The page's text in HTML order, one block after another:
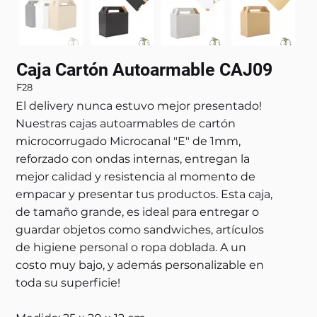
Caja Cartón Autoarmable CAJ09
F28
El delivery nunca estuvo mejor presentado!
Nuestras cajas autoarmables de cartón
microcorrugado Microcanal "E" de 1mm,
reforzado con ondas internas, entregan la
mejor calidad y resistencia al momento de
empacar y presentar tus productos. Esta caja,
de tamaño grande, es ideal para entregar o
guardar objetos como sandwiches, artículos
de higiene personal o ropa doblada. A un
costo muy bajo, y además personalizable en
toda su superficie!